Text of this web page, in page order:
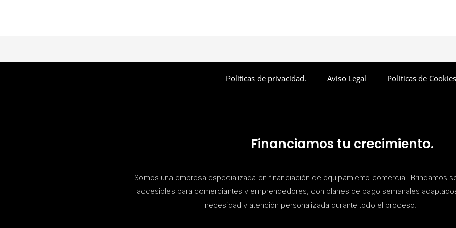
Politicas de privacidad. Aviso Legal Politicas de
Financiamos tu crecimiento.
Somos una empresa especializada en financiación de equipamiento comercial. Brindamos
accesibles para comerciantes y emprendedores, con planes de pago semanales
necesidad y atención personalizada durante todo el proceso.